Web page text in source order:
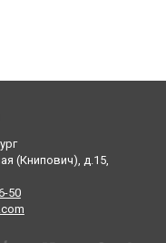
(Книпович), д.15,
50